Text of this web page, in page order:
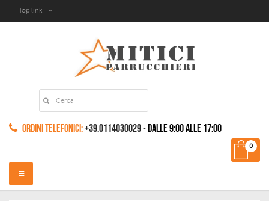
Top link
Ordini Telefonici:+39.0114030029- dalle 9:00 alle 17:00
0
Navigazione
Toggle